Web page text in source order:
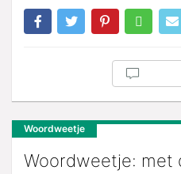
Woordweetje
Woordweetje: met